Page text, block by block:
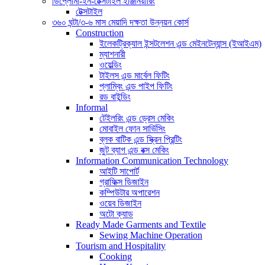
টেক্সটাইল
৩৬০ ঘন্টা/৩-৬ মাস মেয়াদি দক্ষতা উন্নয়ন কোর্স
Construction
ইলেকট্রিক্যাল ইন্সটলেশন এন্ড মেইনটেন্যান্স (ইআইএম)
ম্যাশনারী
ওয়েল্ডিং
টাইলস এন্ড মার্বেল ফিটিং
প্লাম্বিং এন্ড পাইপ ফিটিং
রড বাইন্ডিং
Informal
টেইলরিং এন্ড ড্রেস মেকিং
মোবাইল ফোন সার্ভিসিং
ব্লক বাটিক এন্ড স্ক্রিন প্রিন্টিং
জুট ব্যাগ এন্ড বক্স মেকিং
Information Communication Technology
আইটি সাপোর্ট
গ্রাফিক্স ডিজাইন
কম্পিউটার অপারেশন
ওয়েব ডিজাইন
অটো ক্যাড
Ready Made Garments and Textile
Sewing Machine Operation
Tourism and Hospitality
Cooking